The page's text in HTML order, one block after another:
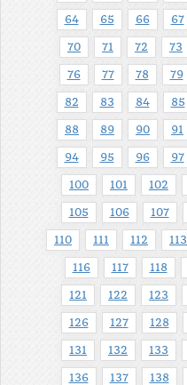
64 65 66 67
70 71 72 73
76 77 78 79
82 83 84 85
88 89 90 91
94 95 96 97
100 101 102
105 106 107
110 111 112 113
116 117 118
121 122 123
126 127 128
131 132 133
136 137 138